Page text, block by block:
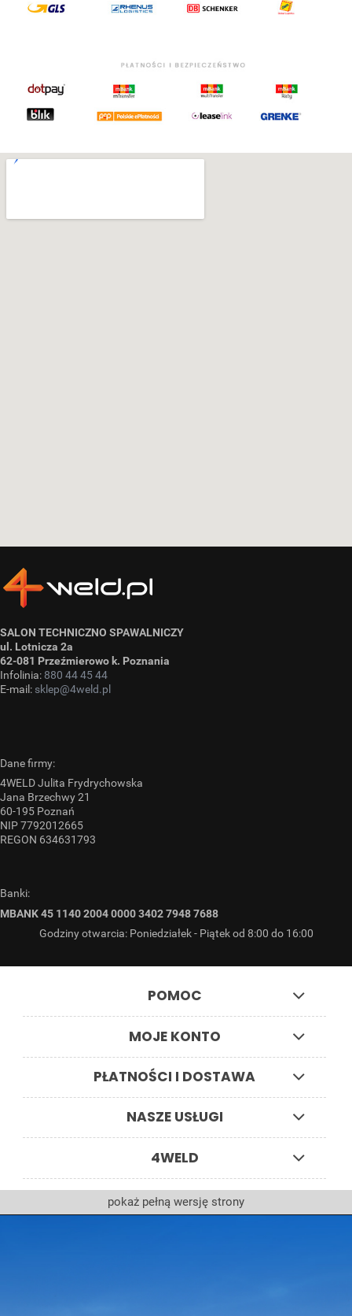
SALON TECHNICZNO SPAWALNICZY
ul. Lotnicza 2a
62-081 Przeźmierowo k. Poznania
Infolinia: 880 44 45 44
E-mail: sklep@4weld.pl
Dane firmy:
4WELD Julita Frydrychowska
Jana Brzechwy 21
60-195 Poznań
NIP 7792012665
REGON 634631793
Banki:
MBANK 45 1140 2004 0000 3402 7948 7688
Godziny otwarcia: Poniedziałek - Piątek od 8:00 do 16:00
POMOC
MOJE KONTO
PŁATNOŚCI I DOSTAWA
NASZE USŁUGI
4WELD
pokaż pełną wersję strony